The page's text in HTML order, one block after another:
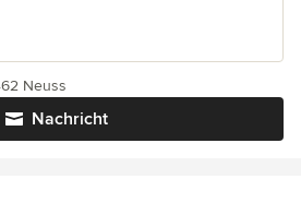
Nachricht
Neuss